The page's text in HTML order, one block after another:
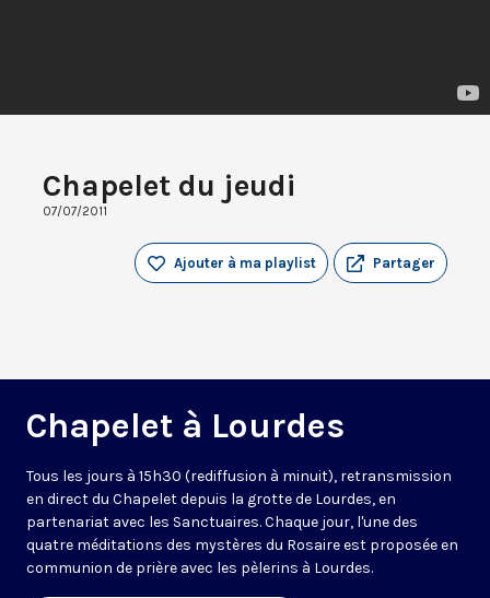
Chapelet du jeudi
07/07/2011
Partager
Ajouter à ma playlist
Chapelet à Lourdes
Tous les jours à 15h30 (rediffusion à minuit), retransmission
en direct du Chapelet depuis la grotte de Lourdes, en
partenariat avec les Sanctuaires. Chaque jour, l'une des
quatre méditations des mystères du Rosaire est proposée en
communion de prière avec les pèlerins à Lourdes.